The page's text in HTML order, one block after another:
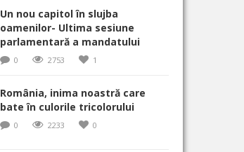
Un nou capitol în slujba
oamenilor- Ultima sesiune
parlamentară a mandatului
0 2753 1
România, inima noastră care
bate în culorile tricolorului
0 2233 0